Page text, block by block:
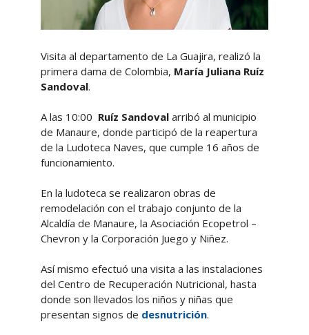
Visita al departamento de La Guajira, realizó la
primera dama de Colombia, María Juliana Ruíz
Sandoval.
A las 10:00 Ruíz Sandoval arribó al municipio
de Manaure, donde participó de la reapertura
de la Ludoteca Naves, que cumple 16 años de
funcionamiento.
En la ludoteca se realizaron obras de
remodelación con el trabajo conjunto de la
Alcaldía de Manaure, la Asociación Ecopetrol –
Chevron y la Corporación Juego y Niñez.
Así mismo efectuó una visita a las instalaciones
del Centro de Recuperación Nutricional, hasta
donde son llevados los niños y niñas que
presentan signos de desnutrición.